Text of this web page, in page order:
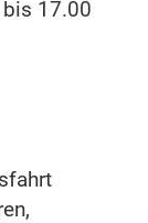
17.00